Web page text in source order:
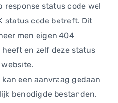
response status code wel
status code betreft. Dit
men eigen 404
heeft en zelf deze status
een aanvraag gedaan
benodigde bestanden.